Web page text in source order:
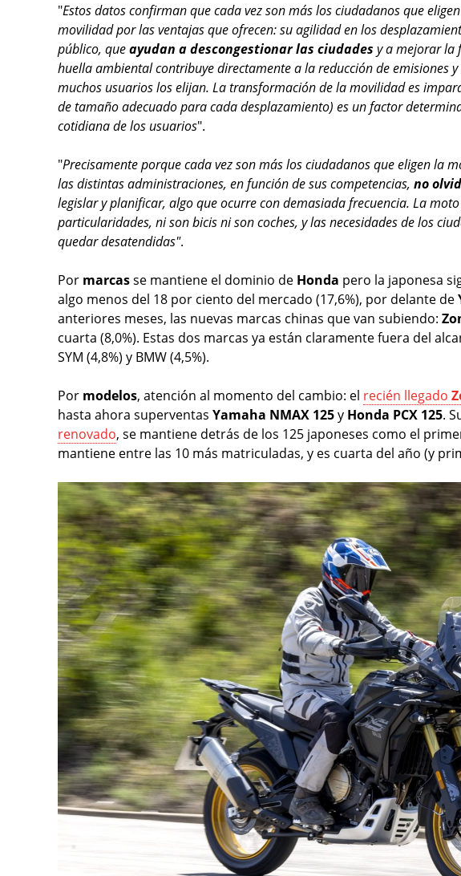
"Estos datos confirman que cada vez son más los ciudadanos que
movilidad por las ventajas que ofrecen: su agilidad en los
público, queayudan a descongestionar las ciudades y a mejorar la
huella ambiental contribuye directamente a la reducción de emisiones
muchos usuarios los elijan. La transformación de la movilidad es
de tamaño adecuado para cada desplazamiento) es un factor
cotidiana de los usuarios".
"Precisamente porque cada vez son más los ciudadanos que eligen la
las distintas administraciones, en función de sus competencias, no
legislar y planificar, algo que ocurre con demasiada frecuencia. La
particularidades, ni son bicis ni son coches, y las necesidades de los
quedar desatendidas".
Por marcasse mantiene el dominio de Honda pero la japonesa
algo menos del 18 por ciento del mercado (17,6%), por delante de
anteriores meses, las nuevas marcas chinas que van subiendo:
cuarta (8,0%). Estas dos marcas ya están claramente fuera del
SYM (4,8%) y BMW (4,5%).
Por modelos, atención al momento del cambio: el recién llegado
hasta ahora superventas Yamaha NMAX 125y Honda PCX 125.
renovado, se mantiene detrás de los 125 japoneses como el
mantiene entre las 10 más matriculadas, y es cuarta del año (y